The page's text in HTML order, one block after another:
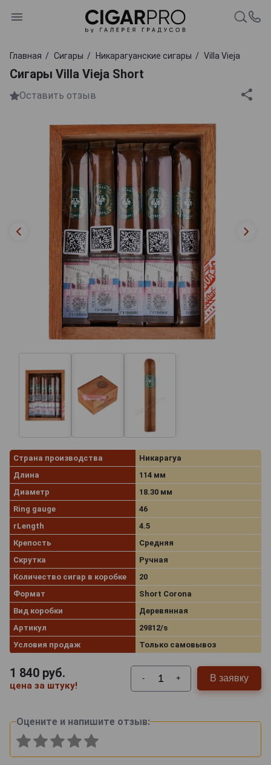
Главная Сигары Никарагуанские сигары Villa Vieja
Сигары Villa Vieja Short
Оставить отзыв
Страна производства
Никарагуа
Длина
114 мм
Диаметр
18.30 мм
Ring gauge
46
rLength
4.5
Крепость
Средняя
Скрутка
Ручная
Количество сигар в коробке
20
Формат
Short Corona
Вид коробки
Деревянная
Артикул
29812/s
Условия продаж
Только самовывоз
1 840 руб.
цена за штуку!
- + В заявку
Оцените и напишите отзыв: